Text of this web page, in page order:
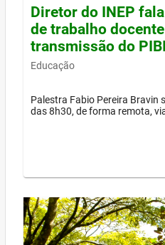
Diretor do INEP
de trabalho
transmissão do
Educação
Palestra Fabio Pereira Bravin
das 8h30, de forma remota,